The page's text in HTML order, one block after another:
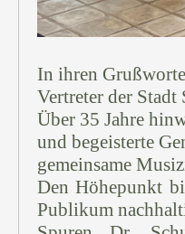
In ihren
Vertreter der
Über 35 Jahre
und begeisterte
gemeinsame
Den Höhepunkt
Publikum